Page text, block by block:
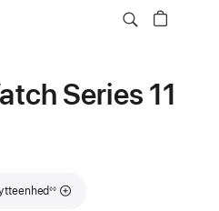
Series 11
Fodnote
◊◊